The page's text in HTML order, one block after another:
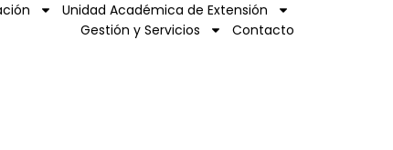
Unidad Académica de Extensión
Gestión y Servicios
Contacto